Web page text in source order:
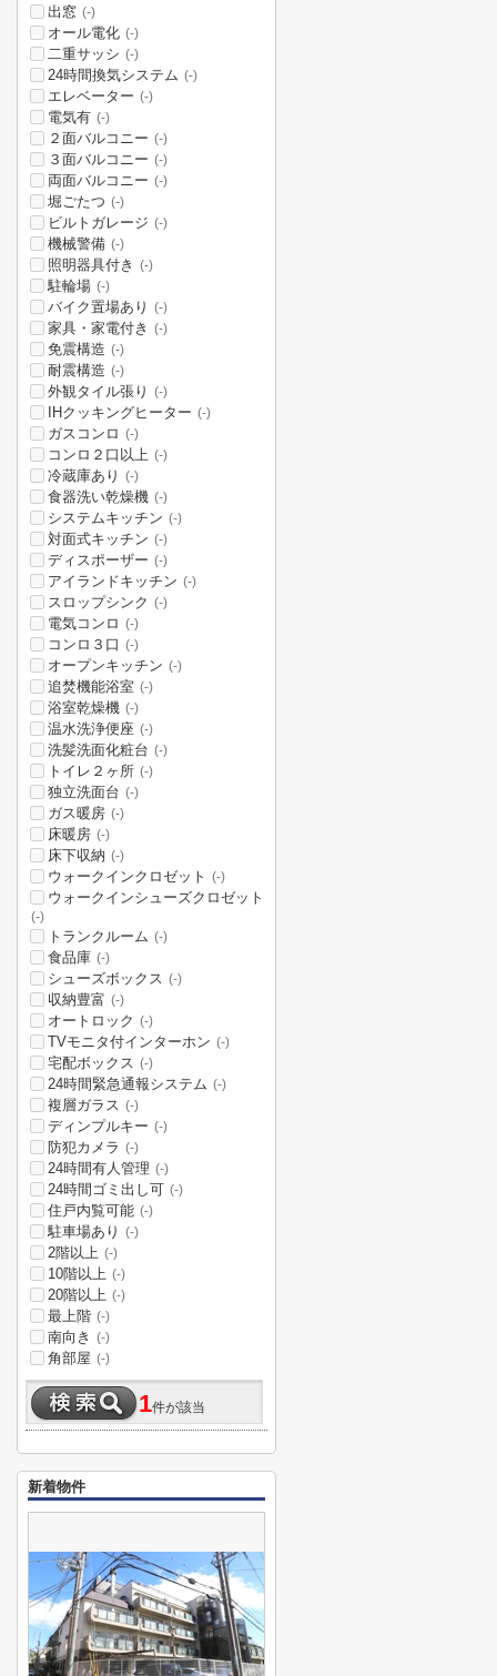
出窓 (-)
オール電化 (-)
二重サッシ (-)
24時間換気システム (-)
エレベーター (-)
電気有 (-)
２面バルコニー (-)
３面バルコニー (-)
両面バルコニー (-)
堀ごたつ (-)
ビルトガレージ (-)
機械警備 (-)
照明器具付き (-)
駐輪場 (-)
バイク置場あり (-)
家具・家電付き (-)
免震構造 (-)
耐震構造 (-)
外観タイル張り (-)
IHクッキングヒーター (-)
ガスコンロ (-)
コンロ２口以上 (-)
冷蔵庫あり (-)
食器洗い乾燥機 (-)
システムキッチン (-)
対面式キッチン (-)
ディスポーザー (-)
アイランドキッチン (-)
スロップシンク (-)
電気コンロ (-)
コンロ３口 (-)
オープンキッチン (-)
追焚機能浴室 (-)
浴室乾燥機 (-)
温水洗浄便座 (-)
洗髪洗面化粧台 (-)
トイレ２ヶ所 (-)
独立洗面台 (-)
ガス暖房 (-)
床暖房 (-)
床下収納 (-)
ウォークインクロゼット (-)
ウォークインシューズクロゼット
(-)
トランクルーム (-)
食品庫 (-)
シューズボックス (-)
収納豊富 (-)
オートロック (-)
TVモニタ付インターホン (-)
宅配ボックス (-)
24時間緊急通報システム (-)
複層ガラス (-)
ディンプルキー (-)
防犯カメラ (-)
24時間有人管理 (-)
24時間ゴミ出し可 (-)
住戸内覧可能 (-)
駐車場あり (-)
2階以上 (-)
10階以上 (-)
20階以上 (-)
最上階 (-)
南向き (-)
角部屋 (-)
1件が該当
新着物件